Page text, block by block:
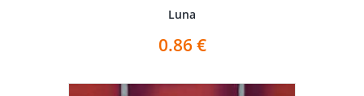
Luna
0.86€